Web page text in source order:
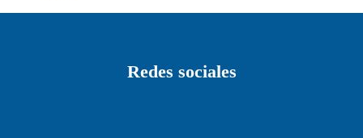
Redes sociales